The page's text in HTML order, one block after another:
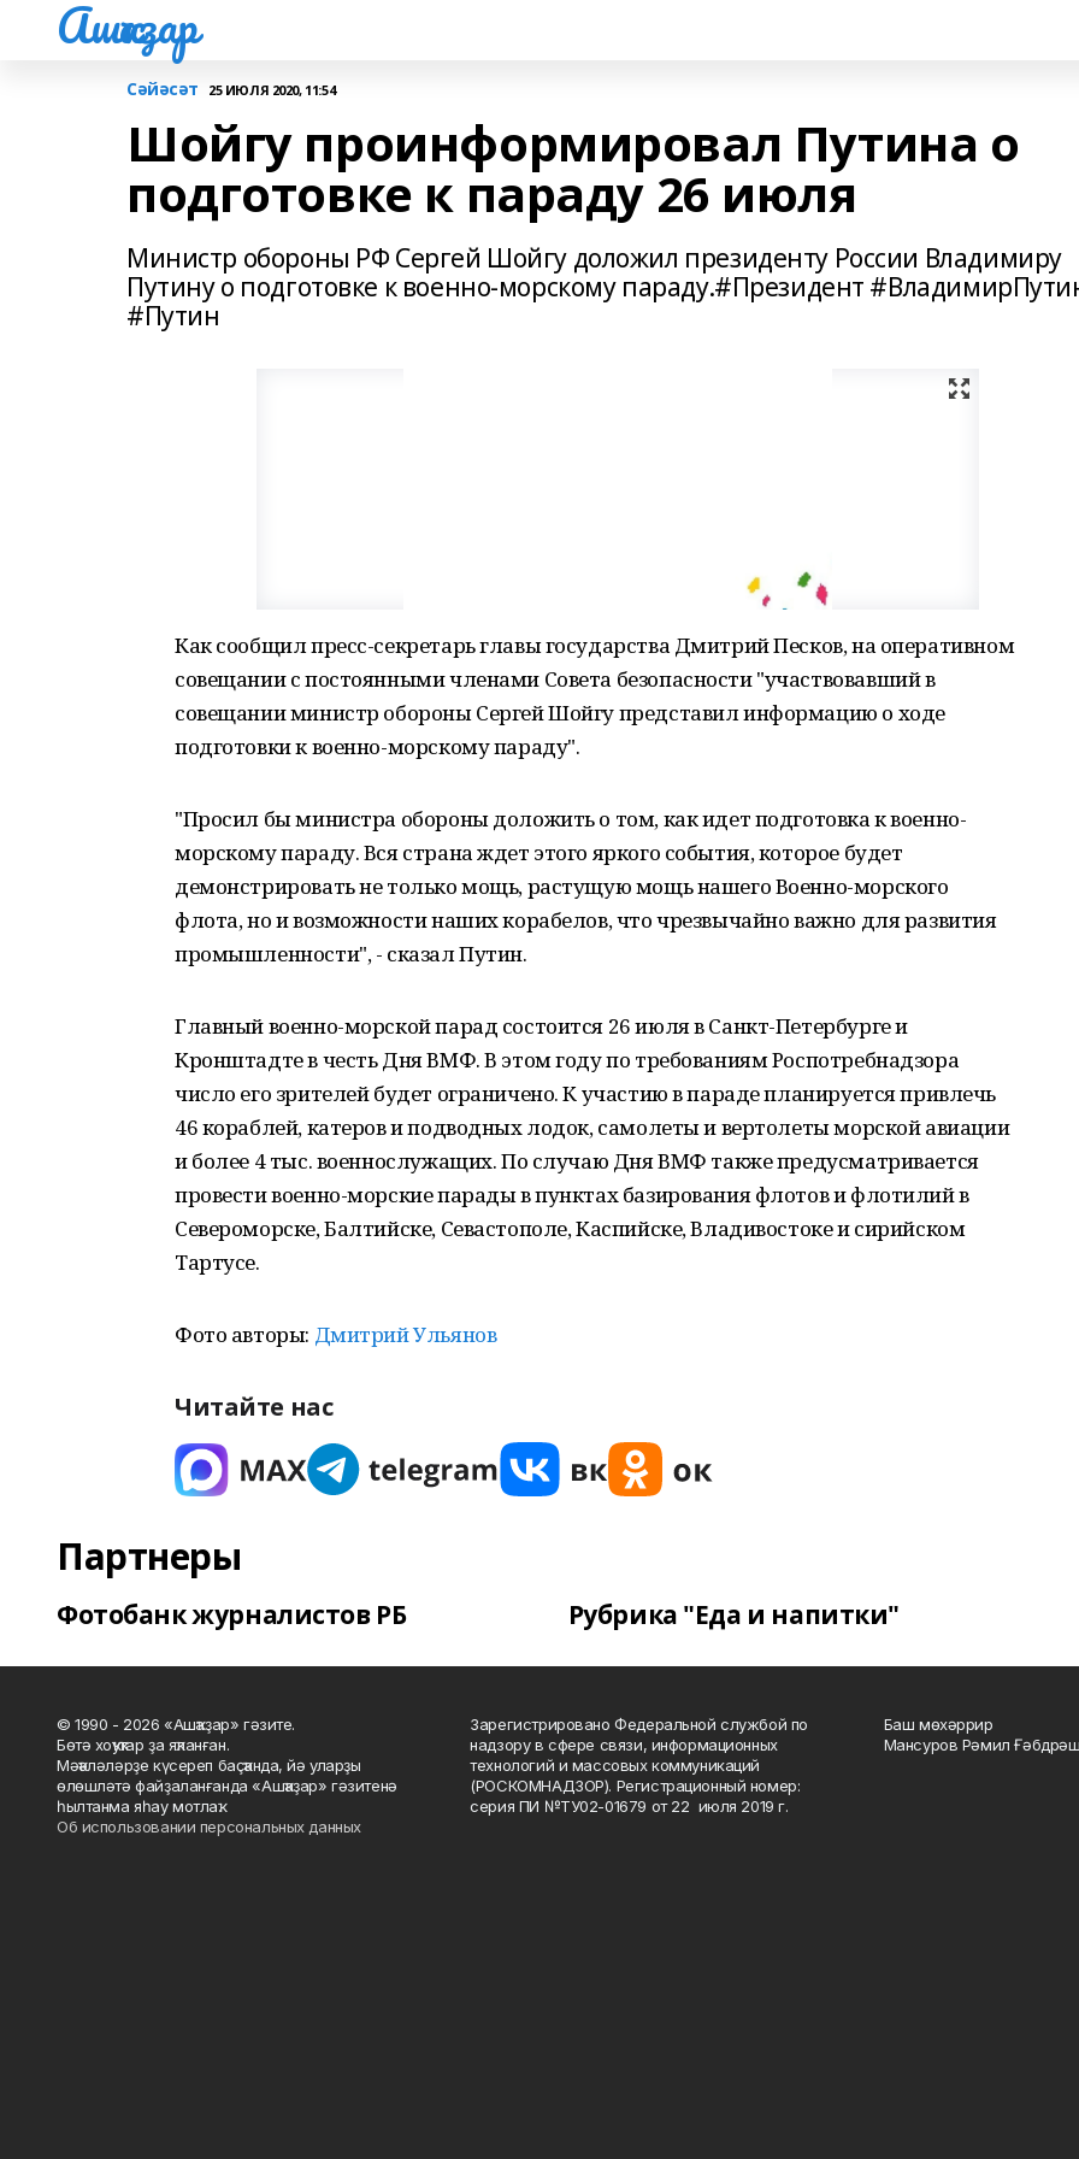
Ашҡаҙар
Сәйәсәт 25 ИЮЛЯ 2020, 11:54
Шойгу проинформировал Путина о
подготовке к параду 26 июля
Министр обороны РФ Сергей Шойгу доложил президенту России Владимиру
Путину о подготовке к военно-морскому параду.#Президент
#Путин
Как сообщил пресс-секретарь главы государства Дмитрий Песков, на оперативном
совещании с постоянными членами Совета безопасности "участвовавший в
совещании министр обороны Сергей Шойгу представил информацию о ходе
подготовки к военно-морскому параду".
"Просил бы министра обороны доложить о том, как идет подготовка к военно-
морскому параду. Вся страна ждет этого яркого события, которое будет
демонстрировать не только мощь, растущую мощь нашего Военно-морского
флота, но и возможности наших корабелов, что чрезвычайно важно для развития
промышленности", - сказал Путин.
Главный военно-морской парад состоится 26 июля в Санкт-Петербурге и
Кронштадте в честь Дня ВМФ. В этом году по требованиям Роспотребнадзора
число его зрителей будет ограничено. К участию в параде планируется привлечь
46 кораблей, катеров и подводных лодок, самолеты и вертолеты морской авиации
и более 4 тыс. военнослужащих. По случаю Дня ВМФ также предусматривается
провести военно-морские парады в пунктах базирования флотов и флотилий в
Североморске, Балтийске, Севастополе, Каспийске, Владивостоке и сирийском
Тартусе.
Фото авторы: Дмитрий Ульянов
Читайте нас
Партнеры
Фотобанк журналистов РБ Рубрика "Еда и напитки"
© 1990 - 2026 «Ашҡаҙар» гәзите.
Бөтә хоҡуҡтар ҙа яҡланған.
Мәҡәләләрҙе күсереп баҫҡанда, йә уларҙы
өлөшләтә файҙаланғанда «Ашҡаҙар» гәзитенә
һылтанма яһау мотлаҡ.
Об использовании персональных данных
Зарегистрировано Федеральной службой по
надзору в сфере связи, информационных
технологий и массовых коммуникаций
(РОСКОМНАДЗОР). Регистрационный номер:
серия ПИ №ТУ02-01679 от 22 июля 2019 г.
Баш мөхәррир
Мансуров Рәмил